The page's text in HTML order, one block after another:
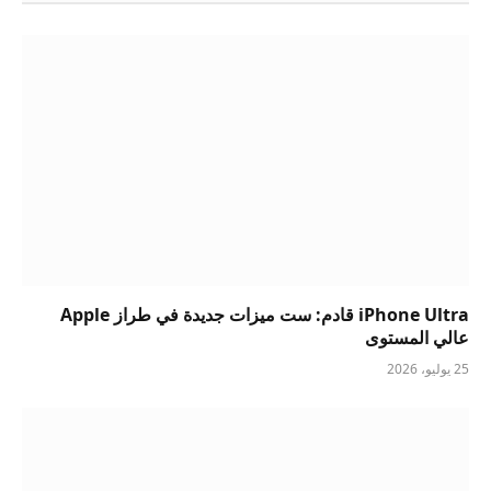
iPhone Ultra قادم: ست ميزات جديدة في طراز Apple
عالي المستوى
25 يوليو، 2026